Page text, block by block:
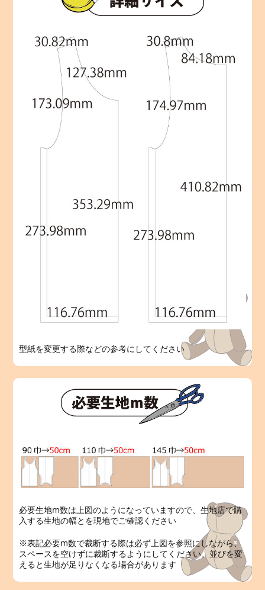
型紙を変更する際などの参考にしてください
必要生地m数は上図のようになっていますので、生地店で購
入する生地の幅とを現地でご確認ください
※表記必要m数で裁断する際は必ず上図を参照にしながら、
スペースを空けずに裁断するようにしてください。並びを変
えると生地が足りなくなる場合があります